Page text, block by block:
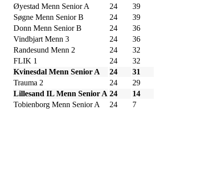
Øyestad Menn Senior A
24
39
Søgne Menn Senior B
24
39
Donn Menn Senior B
24
36
Vindbjart Menn 3
24
36
Randesund Menn 2
24
32
FLIK 1
24
32
Kvinesdal Menn Senior A
24
31
Trauma 2
24
29
Lillesand IL Menn Senior A 24
14
Tobienborg Menn Senior A
24 7